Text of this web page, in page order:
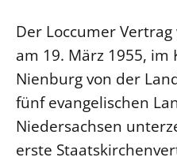
Der Loccumer
am 19. März 1955, im
Nienburg von der
fünf evangelischen
Niedersachsen
erste